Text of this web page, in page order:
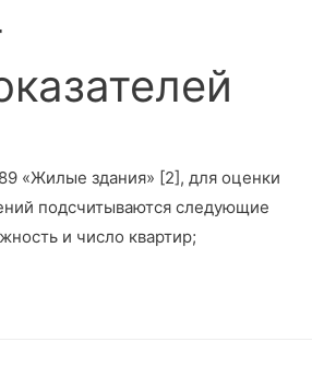
«Жилые здания» [2], для оценки
подсчитываются следующие
и число квартир;